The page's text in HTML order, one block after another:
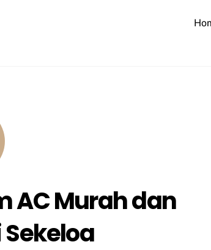
AC Murah dan